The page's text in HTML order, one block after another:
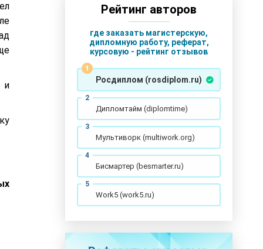
и
Рейтинг авторов
где заказать магистерскую,
дипломную работу, реферат,
курсовую - рейтинг отзывов
Росдиплом (rosdiplom.ru)
Дипломтайм (diplomtime)
Мультиворк (multiwork.org)
Бисмартер (besmarter.ru)
Work5 (work5.ru)